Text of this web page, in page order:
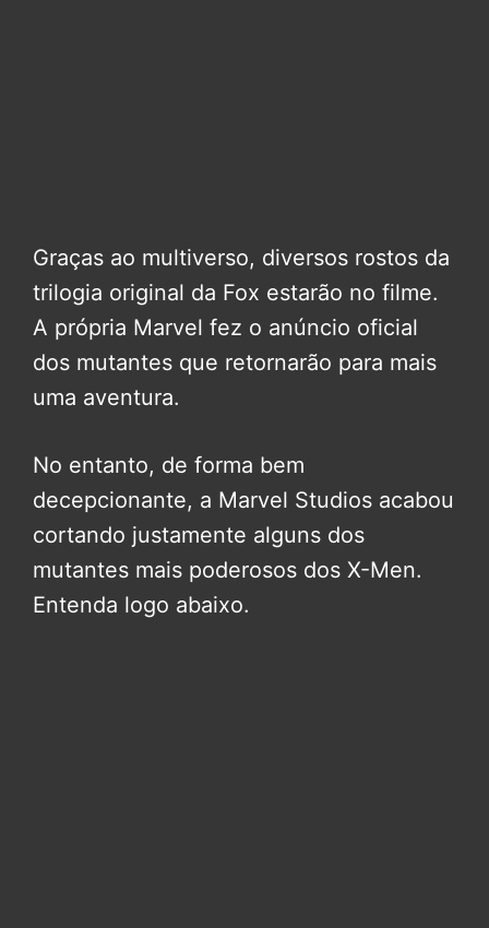
Graças ao multiverso, diversos rostos da
trilogia original da Fox estarão no filme.
A própria Marvel fez o anúncio oficial
dos mutantes que retornarão para mais
uma aventura.
No entanto, de forma bem
decepcionante, a Marvel Studios acabou
cortando justamente alguns dos
mutantes mais poderosos dos X-Men.
Entenda logo abaixo.